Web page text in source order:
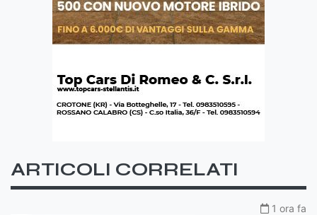
ARTICOLI CORRELATI
1 ora fa